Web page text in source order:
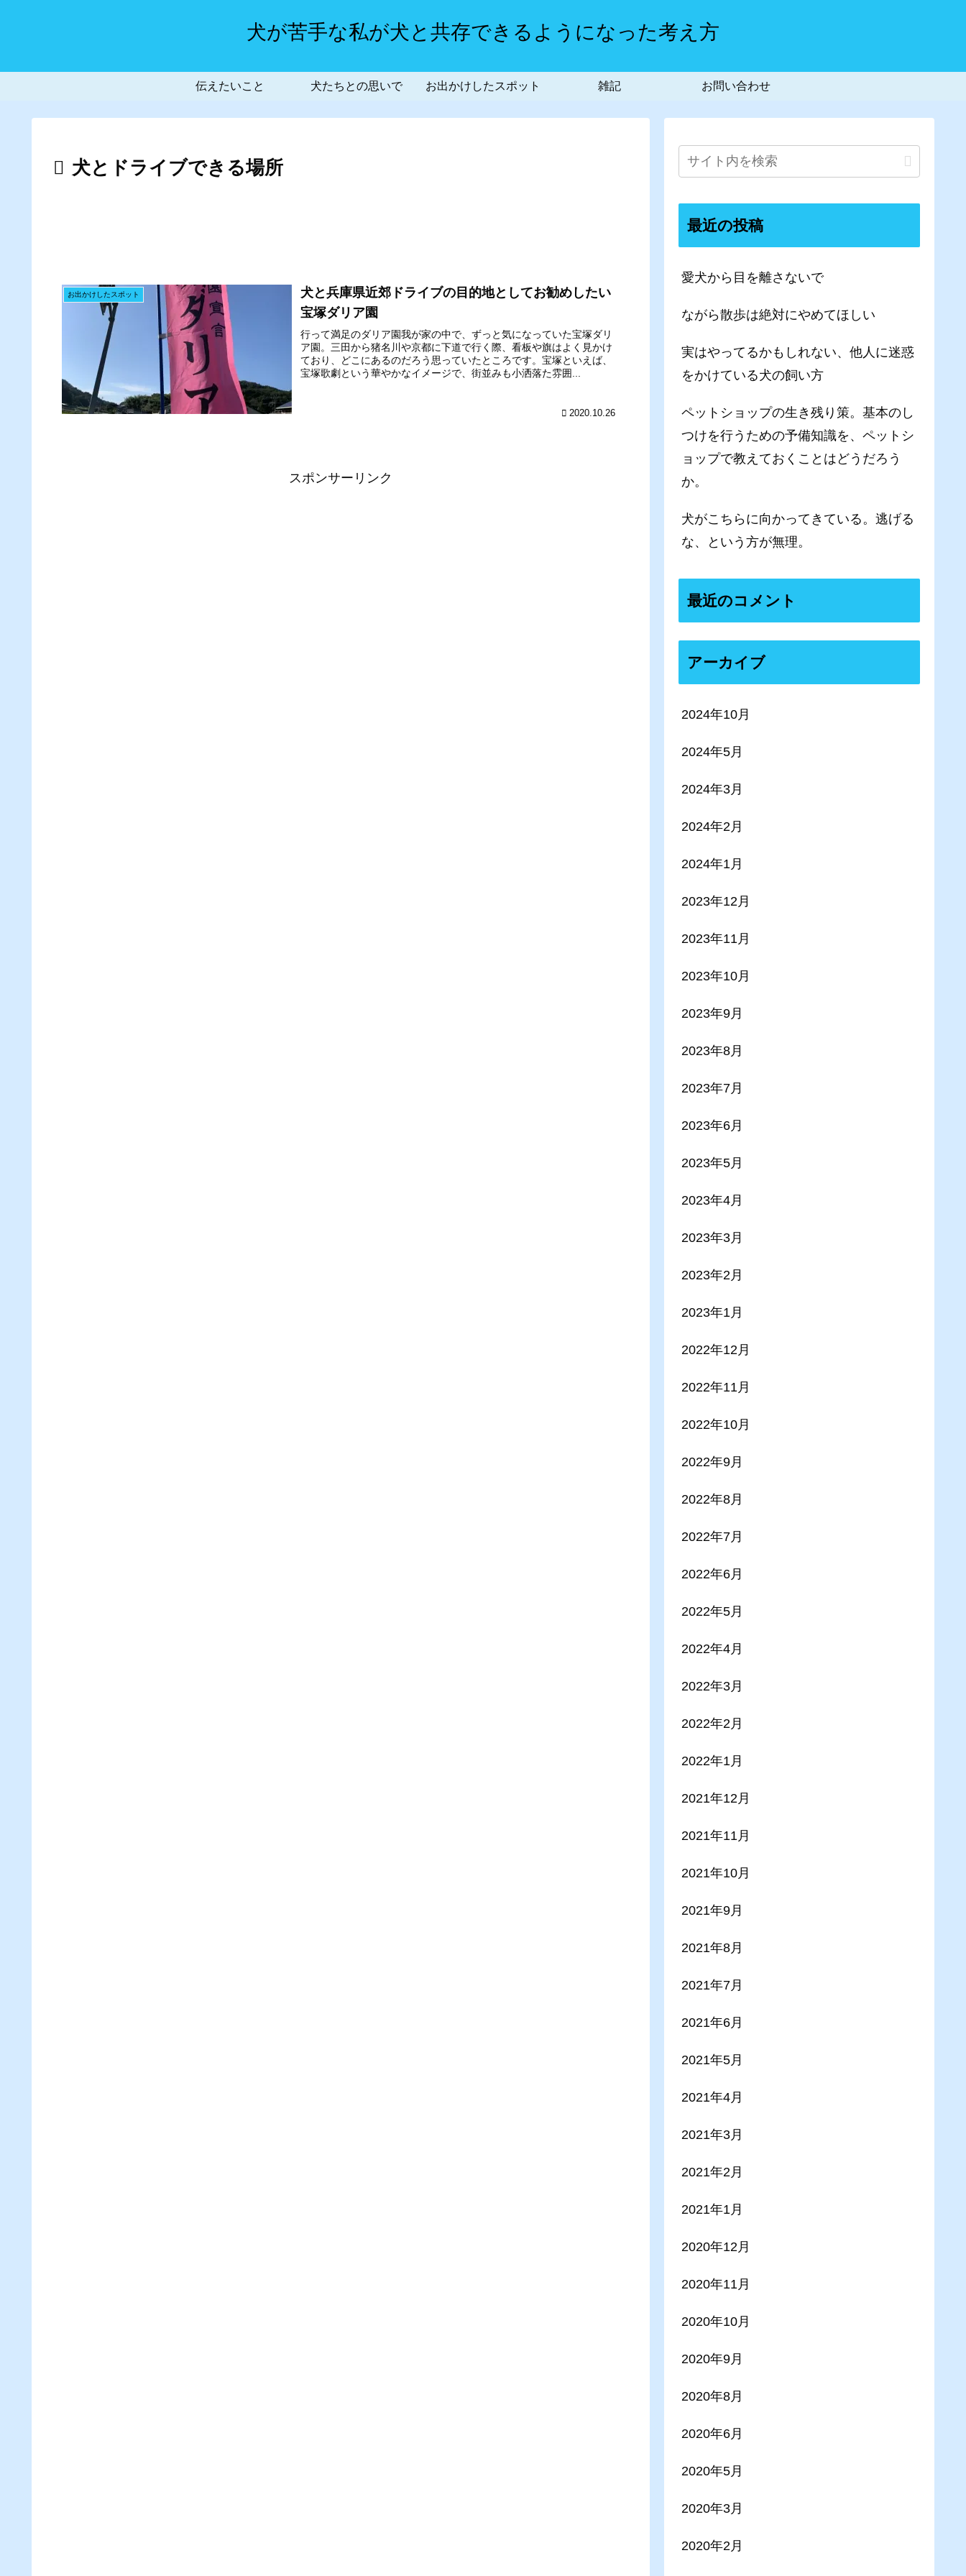
犬が苦手な私が犬と共存できるようになった考え方
伝えたいこと 犬たちとの思いで お出かけしたスポット 雑記 お問い合わせ
犬とドライブできる場所
お出かけしたスポット
犬と兵庫県近郊ドライブの目的地としてお勧めしたい
宝塚ダリア園
行って満足のダリア園我が家の中で、ずっと気になっていた宝塚ダリ
ア園。三田から猪名川や京都に下道で行く際、看板や旗はよく見かけ
ており、どこにあるのだろう思っていたところです。宝塚といえば、
宝塚歌劇という華やかなイメージで、街並みも小洒落た雰囲...
2020.10.26
スポンサーリンク
最近の投稿
愛犬から目を離さないで
ながら散歩は絶対にやめてほしい
実はやってるかもしれない、他人に迷惑
をかけている犬の飼い方
ペットショップの生き残り策。基本のし
つけを行うための予備知識を、ペットシ
ョップで教えておくことはどうだろう
か。
犬がこちらに向かってきている。逃げる
な、という方が無理。
最近のコメント
アーカイブ
2024年10月
2024年5月
2024年3月
2024年2月
2024年1月
2023年12月
2023年11月
2023年10月
2023年9月
2023年8月
2023年7月
2023年6月
2023年5月
2023年4月
2023年3月
2023年2月
2023年1月
2022年12月
2022年11月
2022年10月
2022年9月
2022年8月
2022年7月
2022年6月
2022年5月
2022年4月
2022年3月
2022年2月
2022年1月
2021年12月
2021年11月
2021年10月
2021年9月
2021年8月
2021年7月
2021年6月
2021年5月
2021年4月
2021年3月
2021年2月
2021年1月
2020年12月
2020年11月
2020年10月
2020年9月
2020年8月
2020年6月
2020年5月
2020年3月
2020年2月